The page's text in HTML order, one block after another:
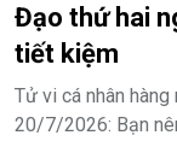
Đạo thứ hai
tiết kiệm
Tử vi cá nhân
20/7/2026: Bạn